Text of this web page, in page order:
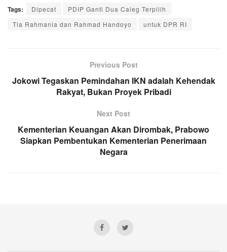
Tags: Dipecat
PDIP Ganti Dua Caleg Terpilih
Tia Rahmania dan Rahmad Handoyo
untuk DPR RI
Previous Post
Jokowi Tegaskan Pemindahan IKN adalah Kehendak
Rakyat, Bukan Proyek Pribadi
Next Post
Kementerian Keuangan Akan Dirombak, Prabowo
Siapkan Pembentukan Kementerian Penerimaan
Negara